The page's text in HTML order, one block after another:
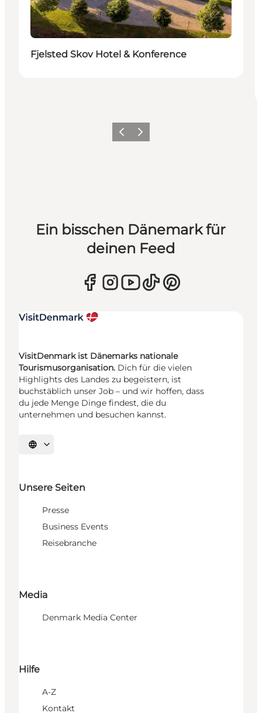
Nachhaltig
Fjelsted Skov Hotel & Konference
ZurückWeiter
Ein bisschen Dänemark für
deinen Feed
VisitDenmark ist Dänemarks nationale
Tourismusorganisation. Dich für die vielen
Highlights des Landes zu begeistern, ist
buchstäblich unser Job – und wir hoffen, dass
du jede Menge Dinge findest, die du
unternehmen und besuchen kannst.
Sprache auswählen
Unsere Seiten
Presse
Business Events
Reisebranche
Media
Denmark Media Center
Hilfe
A-Z
Kontakt